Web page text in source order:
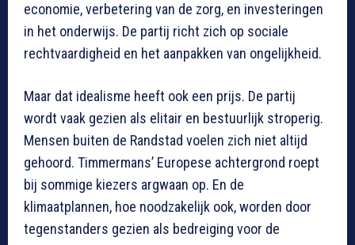
economie, verbetering van de zorg, en investeringen
in het onderwijs. De partij richt zich op sociale
rechtvaardigheid en het aanpakken van ongelijkheid.
Maar dat idealisme heeft ook een prijs. De partij
wordt vaak gezien als elitair en bestuurlijk stroperig.
Mensen buiten de Randstad voelen zich niet altijd
gehoord. Timmermans’ Europese achtergrond roept
bij sommige kiezers argwaan op. En de
klimaatplannen, hoe noodzakelijk ook, worden door
tegenstanders gezien als bedreiging voor de